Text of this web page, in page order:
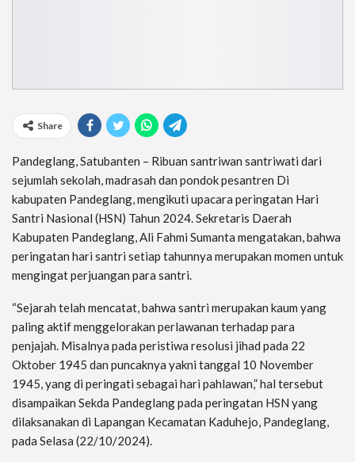
Share
Pandeglang, Satubanten – Ribuan santriwan santriwati dari
sejumlah sekolah, madrasah dan pondok pesantren Di
kabupaten Pandeglang, mengikuti upacara peringatan Hari
Santri Nasional (HSN) Tahun 2024. Sekretaris Daerah
Kabupaten Pandeglang, Ali Fahmi Sumanta mengatakan, bahwa
peringatan hari santri setiap tahunnya merupakan momen untuk
mengingat perjuangan para santri.
“Sejarah telah mencatat, bahwa santri merupakan kaum yang
paling aktif menggelorakan perlawanan terhadap para
penjajah. Misalnya pada peristiwa resolusi jihad pada 22
Oktober 1945 dan puncaknya yakni tanggal 10 November
1945, yang di peringati sebagai hari pahlawan,” hal tersebut
disampaikan Sekda Pandeglang pada peringatan HSN yang
dilaksanakan di Lapangan Kecamatan Kaduhejo, Pandeglang,
pada Selasa (22/10/2024).